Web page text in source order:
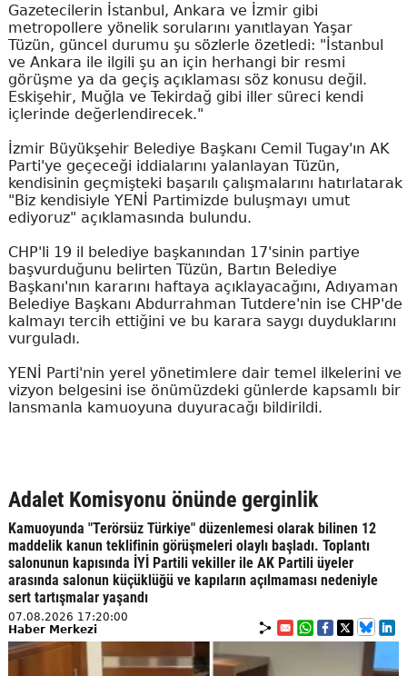
Gazetecilerin İstanbul, Ankara ve İzmir gibi
metropollere yönelik sorularını yanıtlayan Yaşar
Tüzün, güncel durumu şu sözlerle özetledi: "İstanbul
ve Ankara ile ilgili şu an için herhangi bir resmi
görüşme ya da geçiş açıklaması söz konusu değil.
Eskişehir, Muğla ve Tekirdağ gibi iller süreci kendi
içlerinde değerlendirecek."
İzmir Büyükşehir Belediye Başkanı Cemil Tugay'ın AK
Parti'ye geçeceği iddialarını yalanlayan Tüzün,
kendisinin geçmişteki başarılı çalışmalarını hatırlatarak
"Biz kendisiyle YENİ Partimizde buluşmayı umut
ediyoruz" açıklamasında bulundu.
CHP'li 19 il belediye başkanından 17'sinin partiye
başvurduğunu belirten Tüzün, Bartın Belediye
Başkanı'nın kararını haftaya açıklayacağını, Adıyaman
Belediye Başkanı Abdurrahman Tutdere'nin ise CHP'de
kalmayı tercih ettiğini ve bu karara saygı duyduklarını
vurguladı.
YENİ Parti'nin yerel yönetimlere dair temel ilkelerini ve
vizyon belgesini ise önümüzdeki günlerde kapsamlı bir
lansmanla kamuoyuna duyuracağı bildirildi.
Adalet Komisyonu önünde gerginlik
Kamuoyunda "Terörsüz Türkiye" düzenlemesi olarak bilinen 12
maddelik kanun teklifinin görüşmeleri olaylı başladı. Toplantı
salonunun kapısında İYİ Partili vekiller ile AK Partili üyeler
arasında salonun küçüklüğü ve kapıların açılmaması nedeniyle
sert tartışmalar yaşandı
07.08.2026 17:20:00
Haber Merkezi